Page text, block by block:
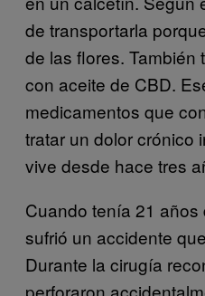
de transportarla
de las flores. También
con aceite de CBD.
medicamentos que
tratar un dolor crónico
vive desde hace tres
Cuando tenía 21
sufrió un accidente
Durante la cirugía
perforaron